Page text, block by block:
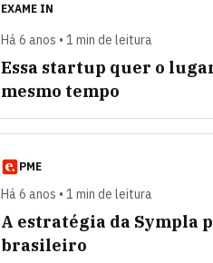
EXAME IN
Há 6 anos • 1 min de leitura
Essa startup quer o
mesmo tempo
PME
Há 6 anos • 1 min de leitura
A estratégia da Sympla
brasileiro